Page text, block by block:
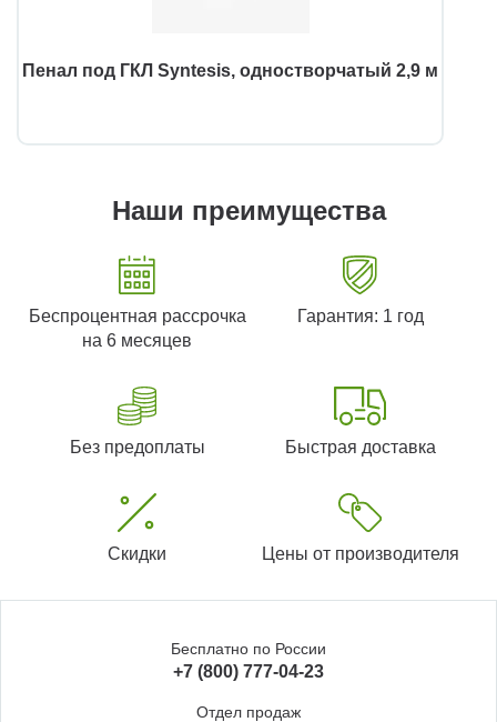
Пенал под ГКЛ Syntesis, одностворчатый 2,9 м
Наши преимущества
Беспроцентная рассрочка
на 6 месяцев
Гарантия: 1 год
Без предоплаты Быстрая доставка
Скидки Цены от производителя
Бесплатно по России
+7 (800) 777-04-23
Отдел продаж